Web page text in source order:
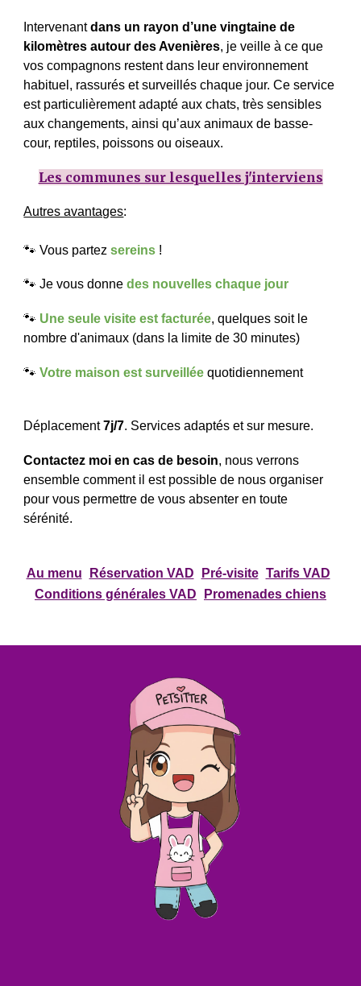
Intervenantdans un rayon d’une vingtaine de
kilomètres autour des Avenières, je veille à ce que
vos compagnons restent dans leur environnement
habituel, rassurés et surveillés chaque jour. Ce service
est particulièrement adapté aux chats, très sensibles
aux changements, ainsi qu’aux animaux de basse-
cour, reptiles, poissons ou oiseaux.
Les communes sur lesquelles j'interviens
Autres avantages:
🐾Vous partezsereins !
🐾Je vous donnedes nouvelles chaque jour
🐾 Une seule visite est facturée, quelques soit le
nombre d'animaux (dans la limite de 30 minutes)
🐾Votre maison est surveillée quotidiennement
Déplacement7j/7. Services adaptés et sur mesure.
Contactez moi en cas de besoin, nous verrons
ensemble comment il est possible de nous organiser
pour vous permettre de vous absenter en toute
sérénité.
Au menu Réservation VAD Pré-visite Tarifs VAD
Conditions générales VAD
Promenades chiens